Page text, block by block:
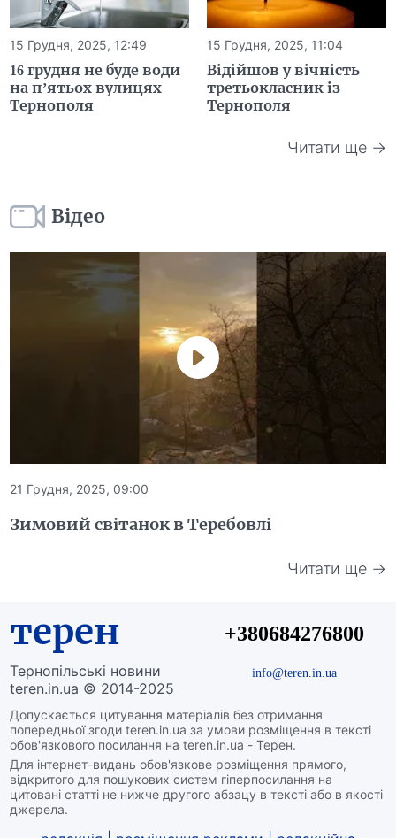
15 Грудня, 2025, 12:49
16 грудня не буде води
на п’ятьох вулицях
Тернополя
15 Грудня, 2025, 11:04
Відійшов у вічність
третьокласник із
Тернополя
Читати ще →
Відео
21 Грудня, 2025, 09:00
Зимовий світанок в Теребовлі
Читати ще →
терен
Тернопільські новини
teren.in.ua © 2014-2025
Допускається цитування матеріалів без отримання
попередньої згоди teren.in.ua за умови розміщення в тексті
обов'язкового посилання на teren.in.ua - Терен.
Для інтернет-видань обов'язкове розміщення прямого,
відкритого для пошукових систем гіперпосилання на
цитовані статті не нижче другого абзацу в тексті або в якості
джерела.
+380684276800
info@teren.in.ua